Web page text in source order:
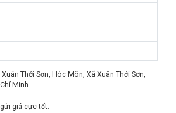
Thới Sơn, Hóc Môn, Xã Xuân Thới Sơn,
Minh
giá cực tốt.